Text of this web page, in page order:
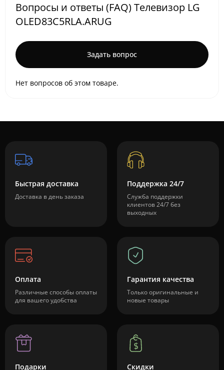
Вопросы и ответы (FAQ) Телевизор LG
OLED83C5RLA.ARUG
Задать вопрос
Нет вопросов об этом товаре.
Быстрая доставка
Доставка в день заказа
Поддержка 24/7
Служба поддержки
клиентов 24/7 без
выходных
Оплата
Различные способы оплаты
для вашего удобства
Гарантия качества
Только оригинальные и
новые товары
Подарки Скидки